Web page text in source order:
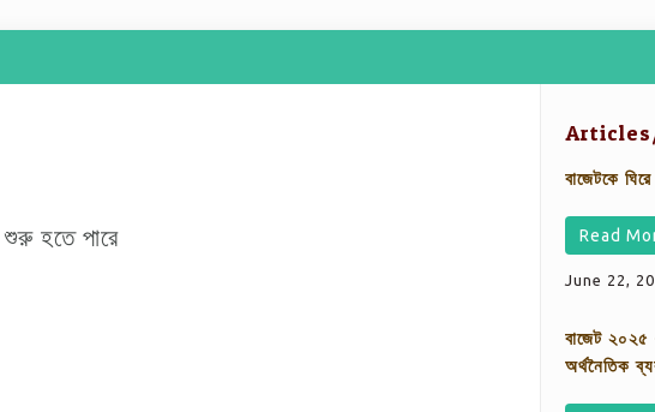
শুরু হতে পারে
বাজেটকে
Read
June 22,
বাজেট ২০২৫
অর্থনৈতিক